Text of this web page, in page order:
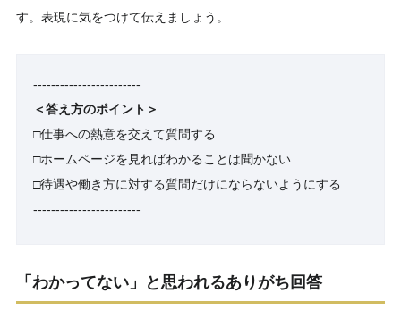
す。表現に気をつけて伝えましょう。
------------------------
＜答え方のポイント＞
□仕事への熱意を交えて質問する
□ホームページを見ればわかることは聞かない
□待遇や働き方に対する質問だけにならないようにする
------------------------
「わかってない」と思われるありがち回答